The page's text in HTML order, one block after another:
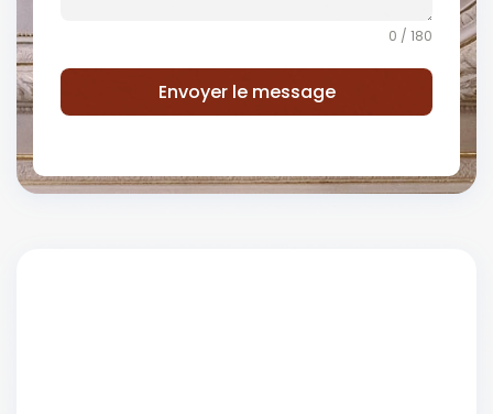
0 / 180
Envoyer le message